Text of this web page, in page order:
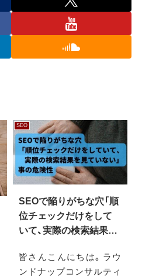
SEO
SEOで陥りがちな穴「順
位チェックだけをして
いて、実際の検索結果を
皆さんこんにちは。ラウ
ンドナップコンサルティ